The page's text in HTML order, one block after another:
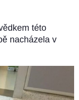
této
nacházela v